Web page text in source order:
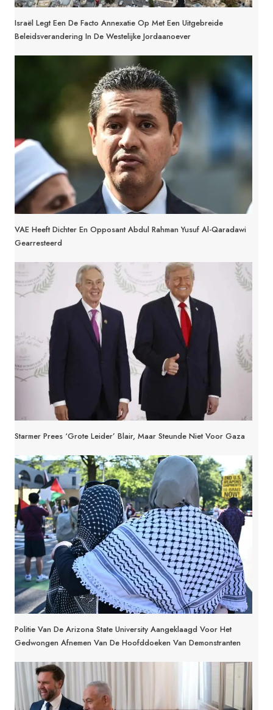
Israël Legt Een De Facto Annexatie Op Met Een Uitgebreide
Beleidsverandering In De Westelijke Jordaanoever
VAE Heeft Dichter En Opposant Abdul Rahman Yusuf Al-Qaradawi
Gearresteerd
Starmer Prees ‘grote Leider’ Blair, Maar Steunde Niet Voor Gaza
Politie Van De Arizona State University Aangeklaagd Voor Het
Gedwongen Afnemen Van De Hoofddoeken Van Demonstranten